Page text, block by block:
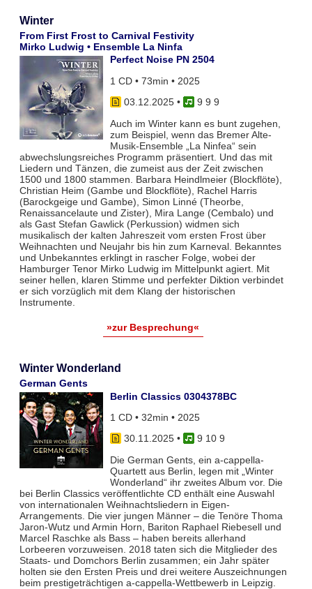
Winter
From First Frost to Carnival Festivity
Mirko Ludwig • Ensemble La Ninfa
Perfect Noise PN 2504
1 CD • 73min • 2025
03.12.2025•
9 9 9
Auch im Winter kann es bunt zugehen,
zum Beispiel, wenn das Bremer Alte-
Musik-Ensemble „La Ninfea“ sein
abwechslungsreiches Programm präsentiert. Und das mit
Liedern und Tänzen, die zumeist aus der Zeit zwischen
1500 und 1800 stammen. Barbara Heindlmeier (Blockflöte),
Christian Heim (Gambe und Blockflöte), Rachel Harris
(Barockgeige und Gambe), Simon Linné (Theorbe,
Renaissancelaute und Zister), Mira Lange (Cembalo) und
als Gast Stefan Gawlick (Perkussion) widmen sich
musikalisch der kalten Jahreszeit vom ersten Frost über
Weihnachten und Neujahr bis hin zum Karneval. Bekanntes
und Unbekanntes erklingt in rascher Folge, wobei der
Hamburger Tenor Mirko Ludwig im Mittelpunkt agiert. Mit
seiner hellen, klaren Stimme und perfekter Diktion verbindet
er sich vorzüglich mit dem Klang der historischen
Instrumente.
»zur Besprechung«
Winter Wonderland
German Gents
Berlin Classics 0304378BC
1 CD • 32min • 2025
30.11.2025•
9 10 9
Die German Gents, ein a-cappella-
Quartett aus Berlin, legen mit „Winter
Wonderland“ ihr zweites Album vor. Die
bei Berlin Classics veröffentlichte CD enthält eine Auswahl
von internationalen Weihnachtsliedern in Eigen-
Arrangements. Die vier jungen Männer – die Tenöre Thoma
Jaron-Wutz und Armin Horn, Bariton Raphael Riebesell und
Marcel Raschke als Bass – haben bereits allerhand
Lorbeeren vorzuweisen. 2018 taten sich die Mitglieder des
Staats- und Domchors Berlin zusammen; ein Jahr später
holten sie den Ersten Preis und drei weitere Auszeichnungen
beim prestigeträchtigen a-cappella-Wettbewerb in Leipzig.